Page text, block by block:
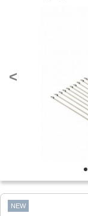
<
NEW